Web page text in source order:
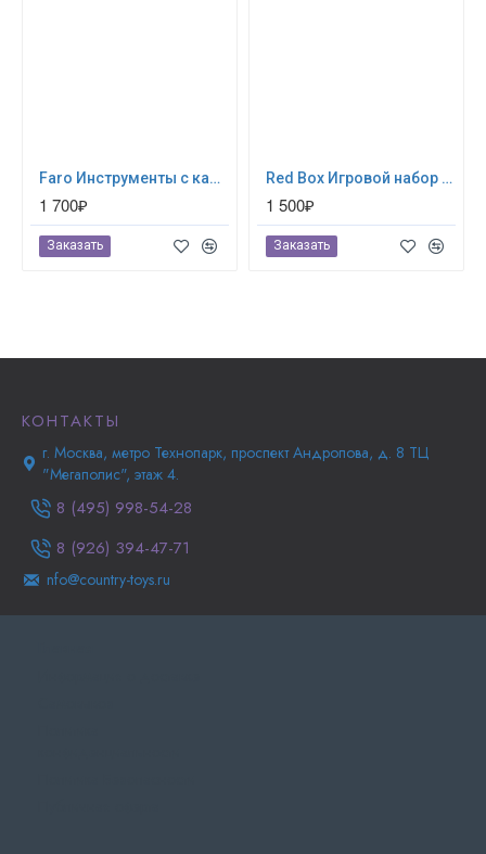
Faro Инструменты с каской — игровой набор для мальчиков, 5 предметов 4088
1 700₽
Заказать
Red Box Игровой набор инструментов 65177
1 500₽
Заказать
КОНТАКТЫ
г. Москва, метро Технопарк, проспект Андропова, д. 8 ТЦ
"Мегаполис", этаж 4.
8 (495) 998-54-28
8 (926) 394-47-71
nfo@country-toys.ru